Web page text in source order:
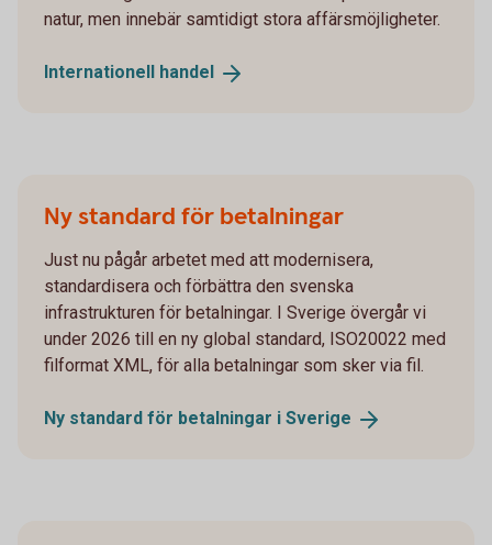
natur, men innebär samtidigt stora affärsmöjligheter.
Internationell handel
Ny standard för betalningar
Just nu pågår arbetet med att modernisera,
standardisera och förbättra den svenska
infrastrukturen för betalningar. I Sverige övergår vi
under 2026 till en ny global standard, ISO20022 med
filformat XML, för alla betalningar som sker via fil.
Ny standard för betalningar i Sverige